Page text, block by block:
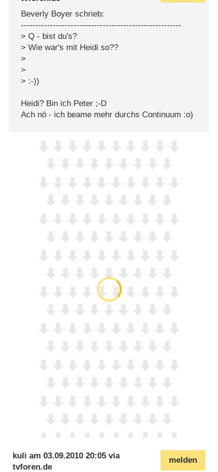
Beverly Boyer schrieb:
-------------------------------------------------------
> Q - bist du's?
> Wie war's mit Heidi so??
>
>
> :-))
Heidi? Bin ich Peter ;-D
Ach nö - ich beame mehr durchs Continuum :o)
melden
kuli am03.09.2010 20:05 via
tvforen.de